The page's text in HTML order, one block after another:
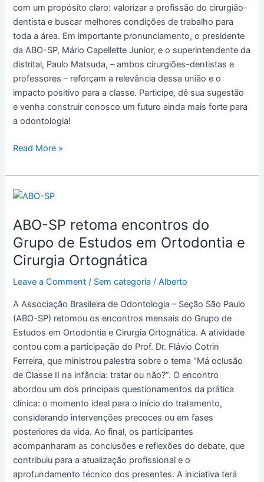
com um propósito claro: valorizar a profissão do cirurgião-
dentista e buscar melhores condições de trabalho para
toda a área. Em importante pronunciamento, o presidente
da ABO-SP, Mário Capellette Junior, e o superintendente da
distrital, Paulo Matsuda, – ambos cirurgiões-dentistas e
professores – reforçam a relevância dessa união e o
impacto positivo para a classe. Participe, dê sua sugestão
e venha construir conosco um futuro ainda mais forte para
a odontologia!
Read More »
ABO-SP retoma encontros do
Grupo de Estudos em Ortodontia e
Cirurgia Ortognática
Leave a Comment / Sem categoria /Alberto
A Associação Brasileira de Odontologia – Seção São Paulo
(ABO-SP) retomou os encontros mensais do Grupo de
Estudos em Ortodontia e Cirurgia Ortognática. A atividade
contou com a participação do Prof. Dr. Flávio Cotrin
Ferreira, que ministrou palestra sobre o tema “Má oclusão
de Classe II na infância: tratar ou não?”. O encontro
abordou um dos principais questionamentos da prática
clínica: o momento ideal para o início do tratamento,
considerando intervenções precoces ou em fases
posteriores da vida. Ao final, os participantes
acompanharam as conclusões e reflexões do debate, que
contribuiu para a atualização profissional e o
aprofundamento técnico dos presentes. A iniciativa terá
ABO-
retoma
encontros
do
Grupo
de
em
Ortodontia
e
Cirurgia
Ortognática